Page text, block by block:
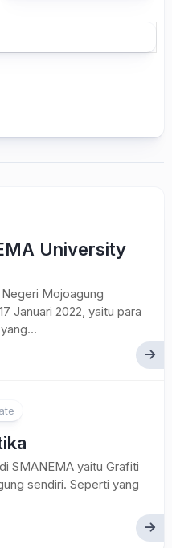
University
Mojoagung
Januari 2022, yaitu para
SMANEMA yaitu Grafiti
sendiri. Seperti yang